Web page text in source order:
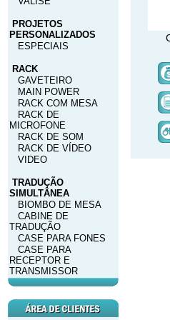
PROJETOS
PERSONALIZADOS
ESPECIAIS
RACK
GAVETEIRO
MAIN POWER
RACK COM MESA
RACK DE
MICROFONE
RACK DE SOM
RACK DE VÍDEO
VIDEO
TRADUÇÃO
SIMULTÂNEA
BIOMBO DE MESA
CABINE DE
TRADUÇÃO
CASE PARA FONES
CASE PARA
RECEPTOR E
TRANSMISSOR